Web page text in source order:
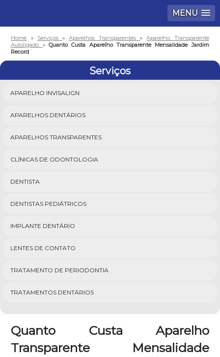
MENU
Home » Serviços »Aparelhos Transparentes»Aparelho Transparente
Autoligado »Quanto Custa Aparelho Transparente Mensalidade Jardim
Record
Serviços
APARELHO INVISALIGN
APARELHOS DENTÁRIOS
APARELHOS TRANSPARENTES
CLÍNICAS DE ODONTOLOGIA
DENTISTA
DENTISTAS PEDIÁTRICOS
IMPLANTE DENTÁRIO
LENTES DE CONTATO
TRATAMENTO DE PERIODONTIA
TRATAMENTOS DENTÁRIOS
Quanto Custa Aparelho
Transparente Mensalidade